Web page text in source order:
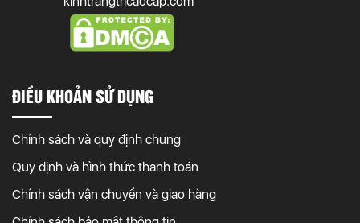
ĐIỀU KHOẢN SỬ DỤNG
Chính sách và quy định chung
Quy định và hình thức thanh toán
Chính sách vận chuyển và giao hàng